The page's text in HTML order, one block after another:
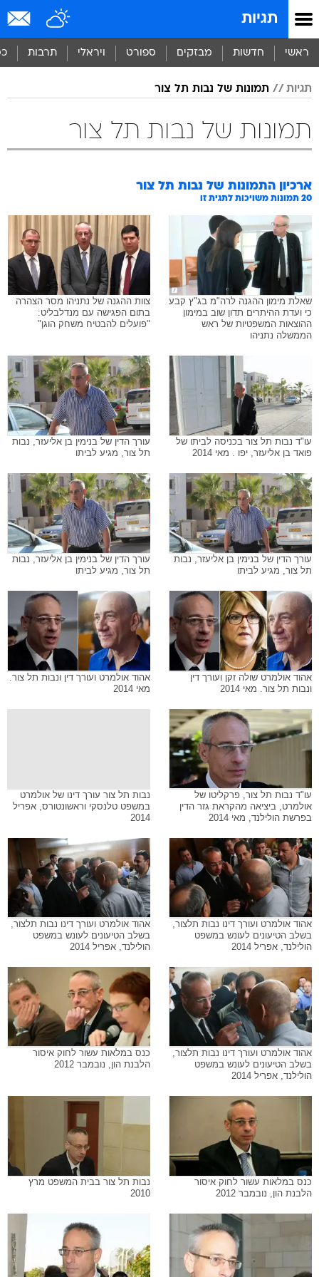
תגיות
ראשי חדשות מבזקים ספורט ויראלי תרבות
תגיות תמונות של נבות תל צור
תמונות של נבות תל צור
ארכיון התמונות של נבות תל צור
20 תמונות משויכות לתגית זו
שאלת מימון ההגנה לרה"מ בג"ץ קבע
כי ועדת ההיתרים תדון שוב במימון
ההוצאות המשפטיות של ראש
הממשלה נתניהו
צוות ההגנה של נתניהו מסר הצהרה
בתום הפגישה עם מנדלבליט:
"פועלים להבטיח משחק הוגן"
עו"ד נבות תל צור בכניסה לביתו של
פואד בן אליעזר, יפו . מאי 2014
עורך הדין של בנימין בן אליעזר, נבות
תל צור, מגיע לביתו
עורך הדין של בנימין בן אליעזר, נבות
תל צור, מגיע לביתו
עורך הדין של בנימין בן אליעזר, נבות
תל צור, מגיע לביתו
אהוד אולמרט שולה זקן ועורך דין
ונבות תל צור. מאי 2014
אהוד אולמרט ועורך דין ונבות תל צור.
מאי 2014
עו"ד נבות תל צור, פרקליטו של
אולמרט, ביציאה מהקראת גזר הדין
בפרשת הולילנד, מאי 2014
נבות תל צור עורך דינו של אולמרט
במשפט טלנסקי וראשונטורס, אפריל
2014
אהוד אולמרט ועורך דינו נבות תלצור,
בשלב הטיעונים לעונש במשפט
הולילנד, אפריל 2014
אהוד אולמרט ועורך דינו נבות תלצור,
בשלב הטיעונים לעונש במשפט
הולילנד, אפריל 2014
אהוד אולמרט ועורך דינו נבות תלצור,
בשלב הטיעונים לעונש במשפט
הולילנד, אפריל 2014
כנס במלאות עשור לחוק איסור
הלבנת הון, נובמבר 2012
כנס במלאות עשור לחוק איסור
הלבנת הון, נובמבר 2012
נבות תל צור בבית המשפט מרץ
2010